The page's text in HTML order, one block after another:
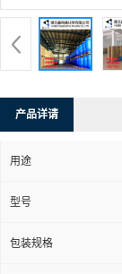
产品详请
用途
型号
包装规格